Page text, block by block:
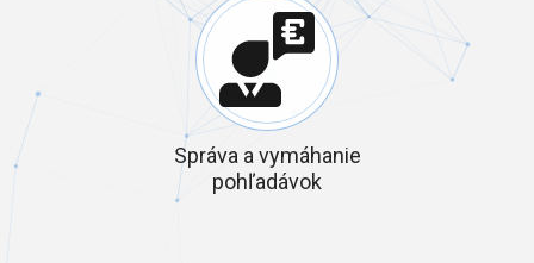
Správa a vymáhanie
pohľadávok